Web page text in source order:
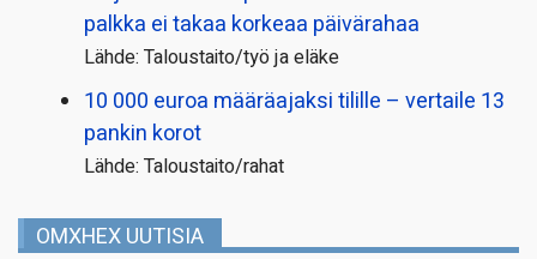
palkka ei takaa korkeaa päivärahaa
Lähde: Taloustaito/työ ja eläke
10 000 euroa määräajaksi tilille – vertaile 13
pankin korot
Lähde: Taloustaito/rahat
OMXHEX UUTISIA